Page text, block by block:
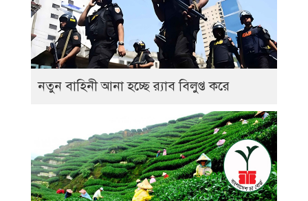
নতুন বাহিনী আনা হচ্ছে র‍্যাব বিলুপ্ত করে